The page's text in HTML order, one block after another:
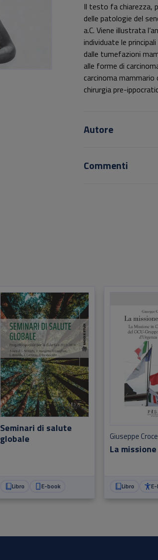
Il testo fa chiarezza,
delle patologie del
a.C. Viene illustrata
individuate le
dalle tumefazioni
alle forme di
carcinoma
chirurgia pre-
Autore
Commenti
Seminari di salute
globale
Libro E-book
La
Giuseppe
Libro